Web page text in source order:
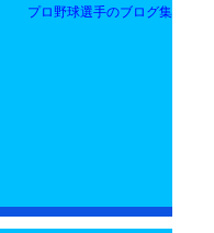
プロ野球選手のブログ集